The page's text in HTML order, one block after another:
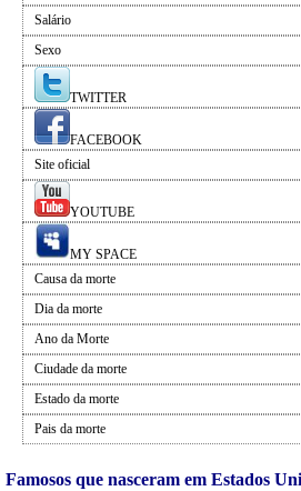
Salário
Sexo
TWITTER
FACEBOOK
Site oficial
YOUTUBE
MY SPACE
Causa da morte
Dia da morte
Ano da Morte
Ciudade da morte
Estado da morte
Pais da morte
Famosos que nasceram em Estados